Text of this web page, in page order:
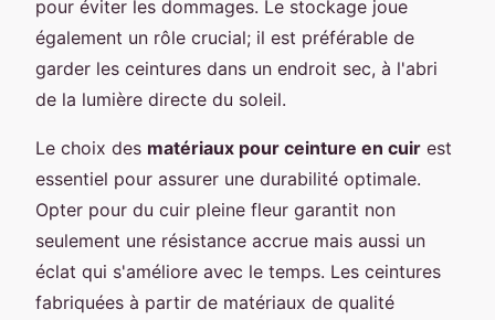
pour éviter les dommages. Le stockage joue
également un rôle crucial; il est préférable de
garder les ceintures dans un endroit sec, à l'abri
de la lumière directe du soleil.
Le choix des matériaux pour ceinture en cuir est
essentiel pour assurer une durabilité optimale.
Opter pour du cuir pleine fleur garantit non
seulement une résistance accrue mais aussi un
éclat qui s'améliore avec le temps. Les ceintures
fabriquées à partir de matériaux de qualité